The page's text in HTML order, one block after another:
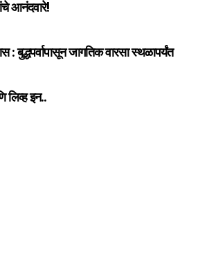
आनंदवारे!
: बुद्धपर्वापासून जागतिक वारसा स्थळापर्यंत
लिव्ह इन..